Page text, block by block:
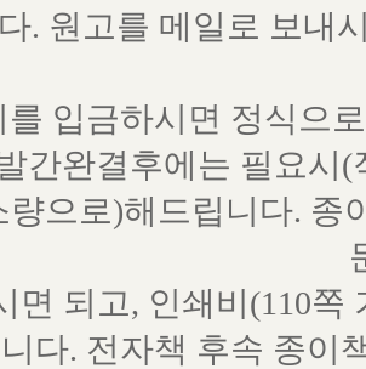
. 원고를 메일로 보내
를 입금하시면 정식으
간완결후에는 필요시
량으로)해드립니다. 종
면 되고, 인쇄비(110
다. 전자책 후속 종이